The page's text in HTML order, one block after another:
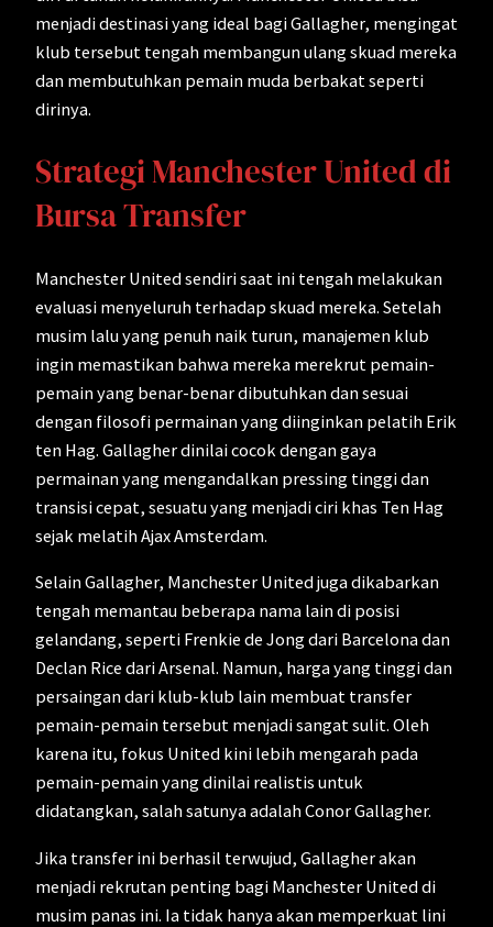
menjadi destinasi yang ideal bagi Gallagher, mengingat
klub tersebut tengah membangun ulang skuad mereka
dan membutuhkan pemain muda berbakat seperti
dirinya.
Strategi Manchester United di
Bursa Transfer
Manchester United sendiri saat ini tengah melakukan
evaluasi menyeluruh terhadap skuad mereka. Setelah
musim lalu yang penuh naik turun, manajemen klub
ingin memastikan bahwa mereka merekrut pemain-
pemain yang benar-benar dibutuhkan dan sesuai
dengan filosofi permainan yang diinginkan pelatih Erik
ten Hag. Gallagher dinilai cocok dengan gaya
permainan yang mengandalkan pressing tinggi dan
transisi cepat, sesuatu yang menjadi ciri khas Ten Hag
sejak melatih Ajax Amsterdam.
Selain Gallagher, Manchester United juga dikabarkan
tengah memantau beberapa nama lain di posisi
gelandang, seperti Frenkie de Jong dari Barcelona dan
Declan Rice dari Arsenal. Namun, harga yang tinggi dan
persaingan dari klub-klub lain membuat transfer
pemain-pemain tersebut menjadi sangat sulit. Oleh
karena itu, fokus United kini lebih mengarah pada
pemain-pemain yang dinilai realistis untuk
didatangkan, salah satunya adalah Conor Gallagher.
Jika transfer ini berhasil terwujud, Gallagher akan
menjadi rekrutan penting bagi Manchester United di
musim panas ini. Ia tidak hanya akan memperkuat lini